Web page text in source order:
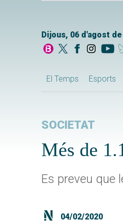
Dijous, 06 d'agost
El Temps Esports
SOCIETAT
Més de
Es preveu que
04/02/2020